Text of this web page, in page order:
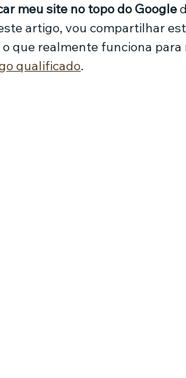
meu site no topo do Google
artigo, vou compartilhar
que realmente funciona
qualificado.